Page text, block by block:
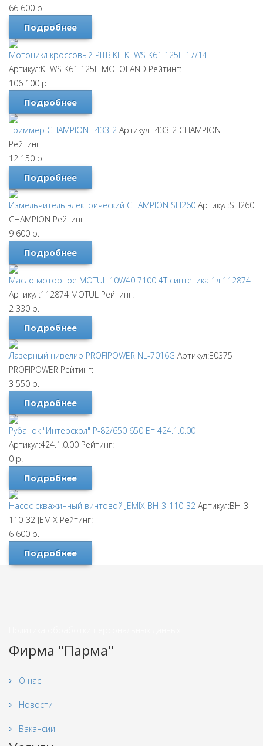
66 600 р.
Подробнее
Мотоцикл кроссовый PITBIKE KEWS K61 125E 17/14
Артикул:KEWS K61 125E MOTOLAND Рейтинг:
106 100 р.
Подробнее
Триммер CHAMPION T433-2 Артикул:T433-2 CHAMPION
Рейтинг:
12 150 р.
Подробнее
Измельчитель электрический CHAMPION SH260 Артикул:SH260
CHAMPION Рейтинг:
9 600 р.
Подробнее
Масло моторное MOTUL 10W40 7100 4T синтетика 1л 112874
Артикул:112874 MOTUL Рейтинг:
2 330 р.
Подробнее
Лазерный нивелир PROFIPOWER NL-7016G Артикул:E0375
PROFIPOWER Рейтинг:
3 550 р.
Подробнее
Рубанок "Интерскол" Р-82/650 650 Вт 424.1.0.00
Артикул:424.1.0.00 Рейтинг:
0 р.
Подробнее
Насос скважинный винтовой JEMIX ВН-3-110-32 Артикул:ВН-3-
110-32 JEMIX Рейтинг:
6 600 р.
Подробнее
Фирма "Парма"
О нас
Новости
Вакансии